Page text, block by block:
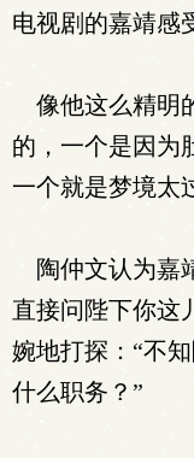
电视剧的嘉靖感
像他这么精明
的，一个是因为
一个就是梦境太
陶仲文认为嘉
直接问陛下你这
婉地打探：“不
什么职务？”